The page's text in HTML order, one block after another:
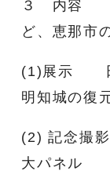
３ 内容 日
ど、恵那市
(1)展示 日
明知城の復
(2) 記念撮
大パネル